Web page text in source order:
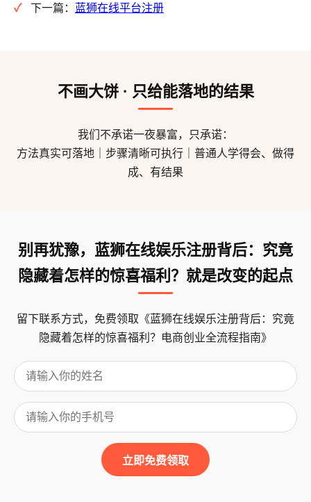
下一篇： 蓝狮在线平台注册
不画大饼 · 只给能落地的结果
我们不承诺一夜暴富，只承诺：
方法真实可落地｜步骤清晰可执行｜普通人学得会、做得
成、有结果
别再犹豫，蓝狮在线娱乐注册背后：究竟
隐藏着怎样的惊喜福利？就是改变的起点
留下联系方式，免费领取《蓝狮在线娱乐注册背后：究竟
隐藏着怎样的惊喜福利？电商创业全流程指南》
立即免费领取